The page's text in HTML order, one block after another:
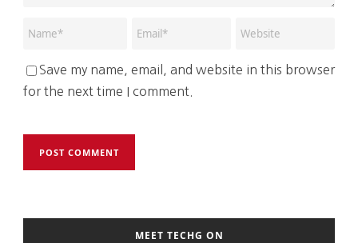
Save my name, email, and website in this browser
for the next time I comment.
MEET TECHG ON